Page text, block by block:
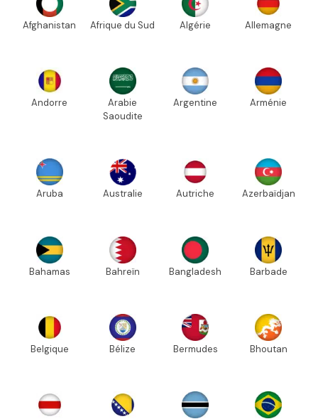
Afghanistan Afrique du Sud Algérie Allemagne
Andorre
Arabie
Saoudite
Argentine Arménie
Aruba Australie Autriche Azerbaïdjan
Bahamas Bahreïn Bangladesh Barbade
Belgique Bélize Bermudes Bhoutan